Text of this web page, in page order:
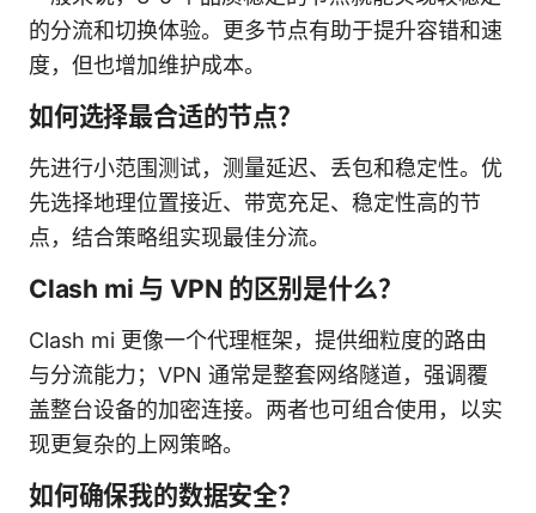
的分流和切换体验。更多节点有助于提升容错和速
度，但也增加维护成本。
如何选择最合适的节点？
先进行小范围测试，测量延迟、丢包和稳定性。优
先选择地理位置接近、带宽充足、稳定性高的节
点，结合策略组实现最佳分流。
Clash mi 与 VPN 的区别是什么？
Clash mi 更像一个代理框架，提供细粒度的路由
与分流能力；VPN 通常是整套网络隧道，强调覆
盖整台设备的加密连接。两者也可组合使用，以实
现更复杂的上网策略。
如何确保我的数据安全？